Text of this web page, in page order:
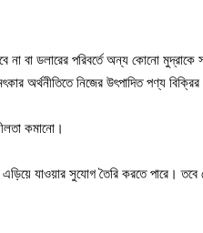
বা ডলারের পরিবর্তে অন্য কোনো
অর্থনীতিতে নিজের উৎপাদিত পণ্য বিক্রির
কমানো।
এড়িয়ে যাওয়ার সুযোগ তৈরি করতে